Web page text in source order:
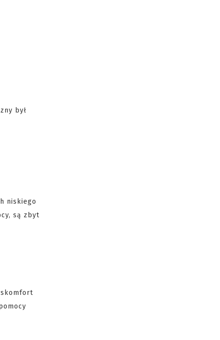
był
niskiego
są zbyt